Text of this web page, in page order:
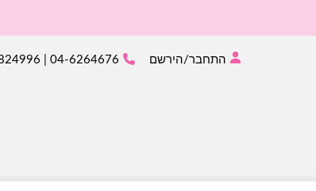
התחבר/הירשם 04-6264676 | 050-8824996